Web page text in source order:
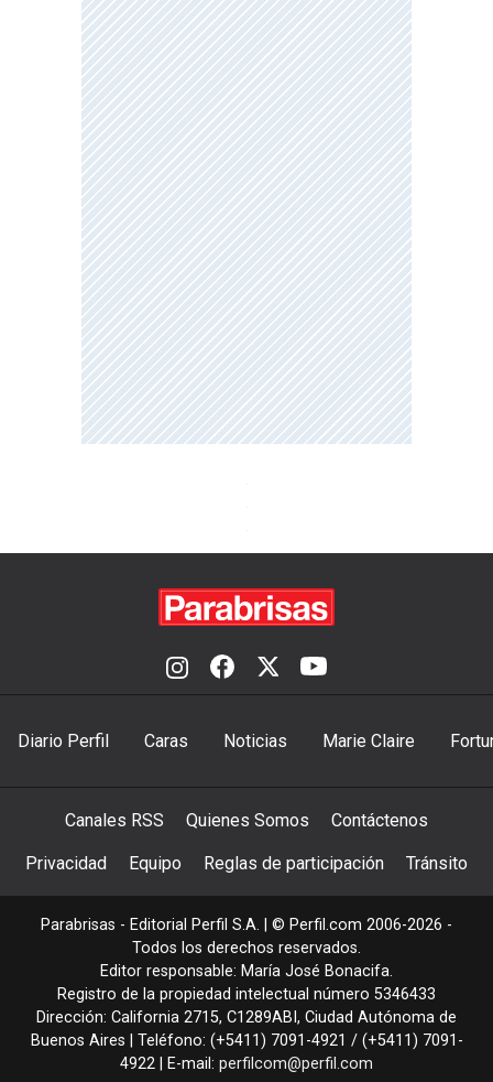
Diario Perfil Caras Noticias Marie Claire
Canales RSS Quienes Somos Contáctenos
Privacidad Equipo Reglas de participación Tránsito
Parabrisas - Editorial Perfil S.A. | © Perfil.com 2006-2026 -
Todos los derechos reservados.
Editor responsable: María José Bonacifa.
Registro de la propiedad intelectual número 5346433
Dirección: California 2715, C1289ABI , Ciudad Autónoma de
Buenos Aires | Teléfono: (+5411) 7091-4921 / (+5411) 7091-
4922 | E-mail: perfilcom@perfil.com